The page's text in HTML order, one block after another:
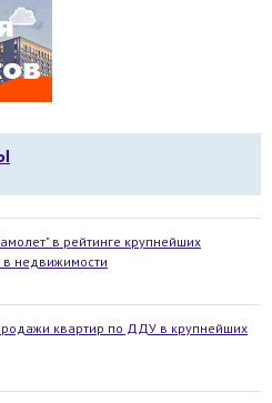
в рейтинге крупнейших
недвижимости
квартир по ДДУ в крупнейших